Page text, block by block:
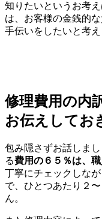
知りたいというお考
は、お客様の金銭的
手伝いをしたいと考え
修理費用の内
お伝えしてお
包み隠さずお話しま
る費用の６５％は、職
丁寧にチェックしな
で、ひとつあたり２
ん。